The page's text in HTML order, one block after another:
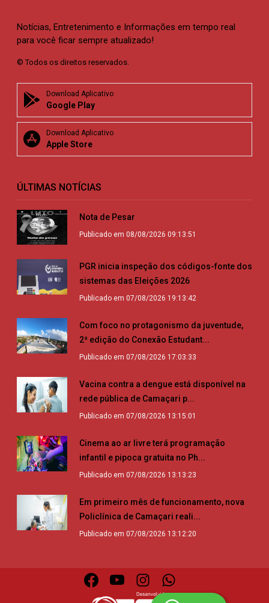
Notícias, Entretenimento e Informações em tempo real
para você ficar sempre atualizado!
© Todos os direitos reservados.
Download Aplicativo
Google Play
Download Aplicativo
Apple Store
ÚLTIMAS NOTÍCIAS
Nota de Pesar
Publicado em 08/08/2026 09:13:51
PGR inicia inspeção dos códigos-fonte dos
sistemas das Eleições 2026
Publicado em 07/08/2026 19:13:42
Com foco no protagonismo da juventude,
2ª edição do Conexão Estudant...
Publicado em 07/08/2026 17:03:33
Vacina contra a dengue está disponível na
rede pública de Camaçari p...
Publicado em 07/08/2026 13:15:01
Cinema ao ar livre terá programação
infantil e pipoca gratuita no Ph...
Publicado em 07/08/2026 13:13:23
Em primeiro mês de funcionamento, nova
Policlínica de Camaçari reali...
Publicado em 07/08/2026 13:12:20